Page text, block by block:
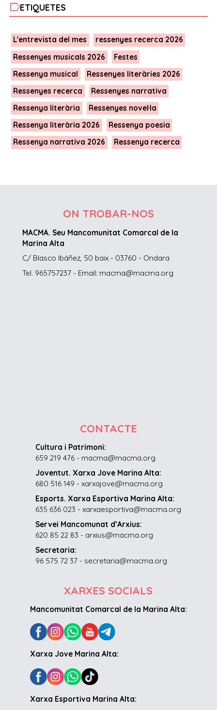
labelETIQUETES
L'entrevista del mes
ressenyes recerca 2026
Ressenyes musicals 2026
Festes
Ressenya musical
Ressenyes literàries 2026
Ressenyes recerca
Ressenyes narrativa
Ressenya literària
Ressenyes novel·la
Ressenya literària 2026
Ressenya poesia
Ressenya narrativa 2026
Ressenya recerca
ON TROBAR-NOS
MACMA. Seu Mancomunitat Comarcal de la
Marina Alta
C/ Blasco Ibáñez, 50 baix - 03760 - Ondara
Tel. 965757237 - Email: macma@macma.org
CONTACTE
Cultura i Patrimoni:
659 219 476 - macma@macma.org
Joventut. Xarxa Jove Marina Alta:
680 516 149 - xarxajove@macma.org
Esports. Xarxa Esportiva Marina Alta:
635 636 023 - xarxaesportiva@macma.org
Servei Mancomunat d’Arxius:
620 85 22 83 - arxius@macma.org
Secretaria:
96 575 72 37 - secretaria@macma.org
XARXES SOCIALS
Mancomunitat Comarcal de la Marina Alta:
Xarxa Jove Marina Alta:
Xarxa Esportiva Marina Alta: